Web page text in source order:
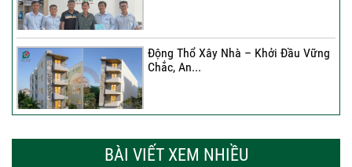
Động Thổ Xây Nhà – Khởi Đầu Vững
Chắc, An...
Chắc Cho...
BÀI VIẾT XEM NHIỀU